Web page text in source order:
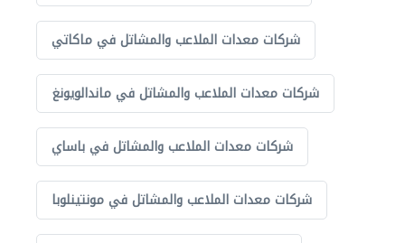
شركات معدات الملاعب والمشاتل في ماكاتي
شركات معدات الملاعب والمشاتل في ماندالويونغ
شركات معدات الملاعب والمشاتل في باساي
شركات معدات الملاعب والمشاتل في مونتينلوبا